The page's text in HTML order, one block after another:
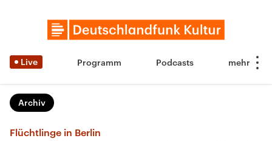
Live Programm Podcasts
Archiv
Flüchtlinge in Berlin